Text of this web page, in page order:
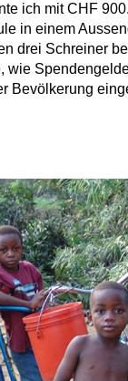
ich mit CHF
in einem
drei Schreiner
wie
Bevölkerung